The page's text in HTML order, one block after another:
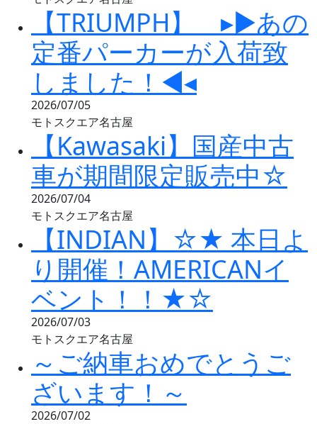
【TRIUMPH】 ▸▶あの
定番パーカーが入荷致
しました！◀◂
2026/07/05
モトスクエア名古屋
【Kawasaki】国産中古
車が期間限定販売中☆
2026/07/04
モトスクエア名古屋
【INDIAN】☆★ 本日よ
り開催！AMERICANイ
ベント！！★☆
2026/07/03
モトスクエア名古屋
～ご納車おめでとうご
ざいます！～
2026/07/02